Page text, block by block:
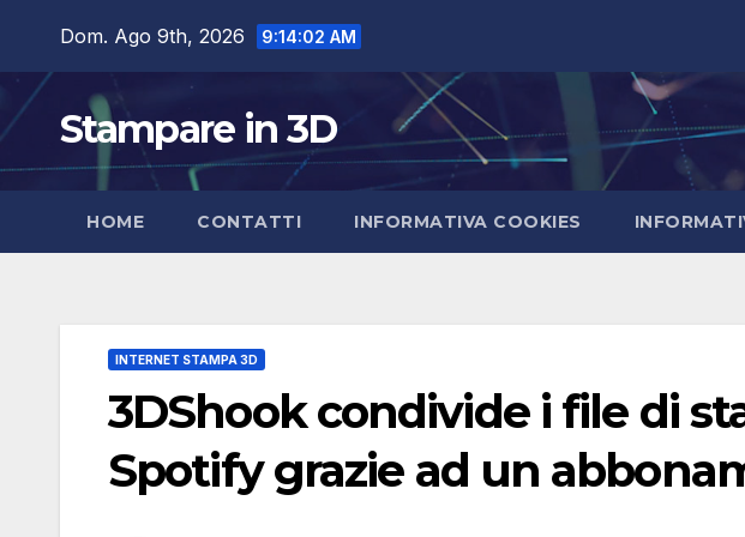
contenuto
Dom. Ago 9th, 2026 9:14:03 AM
Stampare in 3D
HOME CONTATTI INFORMATIVA COOKIES
INTERNET STAMPA 3D
3DShook condivide i file di
Spotify grazie ad un